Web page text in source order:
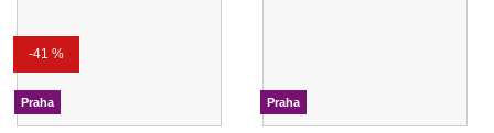
-41 %
Praha Praha